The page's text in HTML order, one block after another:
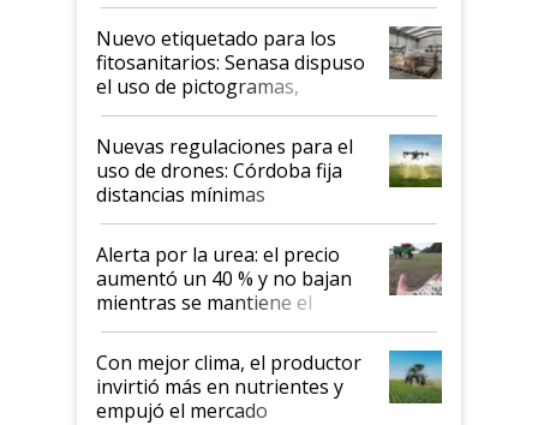
fina
Nuevo etiquetado para los
fitosanitarios: Senasa dispuso
el uso de pictogramas,
palabras de advertencia e
indicaciones
Nuevas regulaciones para el
uso de drones: Córdoba fija
distancias mínimas
Alerta por la urea: el precio
aumentó un 40 % y no bajan
mientras se mantiene el
conflicto en Medio Oriente
Con mejor clima, el productor
invirtió más en nutrientes y
empujó el mercado